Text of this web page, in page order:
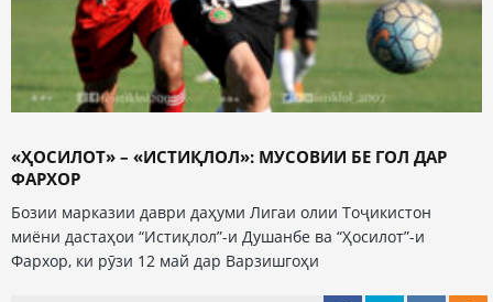
«ҲОСИЛОТ» – «ИСТИҚЛОЛ»: МУСОВИИ БЕ ГОЛ ДАР
ФАРХОР
Бозии марказии даври даҳуми Лигаи олии Тоҷикистон
миёни дастаҳои “Истиқлол”-и Душанбе ва “Ҳосилот”-и
Фархор, ки рӯзи 12 май дар Варзишгоҳи